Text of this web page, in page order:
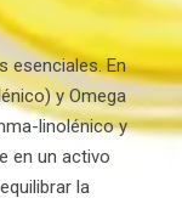
esenciales. En
y Omega
linolénico y
en un activo
la